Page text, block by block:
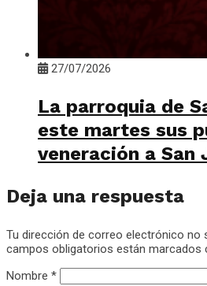
27/07/2026
La parroquia de
este martes sus
veneración a San
Deja una respuesta
Tu dirección de correo electrónico no
campos obligatorios están marcados
Nombre *